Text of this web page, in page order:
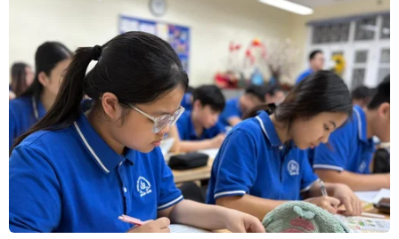
TIN CÙNG CHUYÊN MỤC
Chuyên gia quốc tế đánh giá tích cực
về tiền đồng của Việt Nam
07/08/2026 12:46